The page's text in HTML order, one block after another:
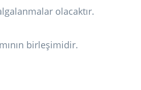
olacaktır.
birleşimidir.